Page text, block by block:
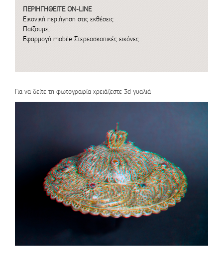
ΠΕΡΙΗΓΗΘΕΙΤΕ ON-LINE
Εικονική περιήγηση στις εκθέσεις
Παίζουμε;
Εφαρμογή mobile Στερεοσκοπικές εικόνες
Για να δείτε τη φωτογραφία χρειάζεστε 3d γυαλιά